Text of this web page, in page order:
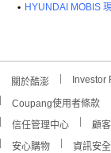
•
關於酷澎 Investor
Coupang使用者條款
信任管理中心
顧
安心購物
資訊安全